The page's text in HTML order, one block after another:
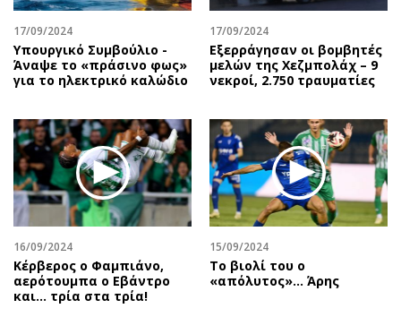
17/09/2024
Υπουργικό Συμβούλιο -
Άναψε το «πράσινο φως»
για το ηλεκτρικό καλώδιο
17/09/2024
Εξερράγησαν οι βομβητές
μελών της Χεζμπολάχ – 9
νεκροί, 2.750 τραυματίες
16/09/2024
Κέρβερος ο Φαμπιάνο,
αερότουμπα ο Εβάντρο
και… τρία στα τρία!
15/09/2024
Το βιολί του ο
«απόλυτος»… Άρης